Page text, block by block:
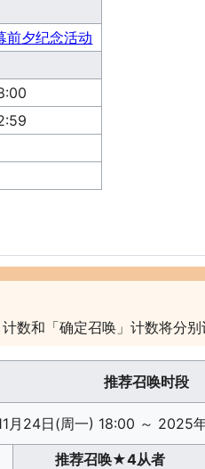
前夕纪念活动
数和「确定召唤」计数将分
推荐召唤时段
月24日(周一) 18:00 ～ 2025
推荐召唤★4从者